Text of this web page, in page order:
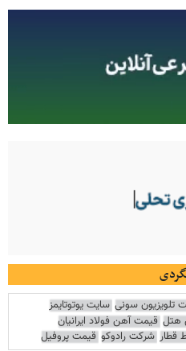
تلویزیون سونی سایت یوتوتایمز
هتل قیمت آهن فولاد ایرانیان
قطار شرکت رادوکو قیمت پروفیل